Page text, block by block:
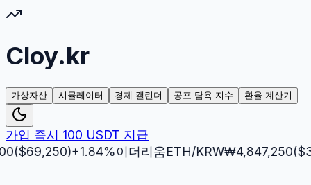
Cloy.kr
가상자산 시뮬레이터 경제 캘린더 공포 탐욕 지수 환율 계산기
가입 즉시 100 USDT 지급
)+1.84%이더리움ETH/KRW₩4,847,250($